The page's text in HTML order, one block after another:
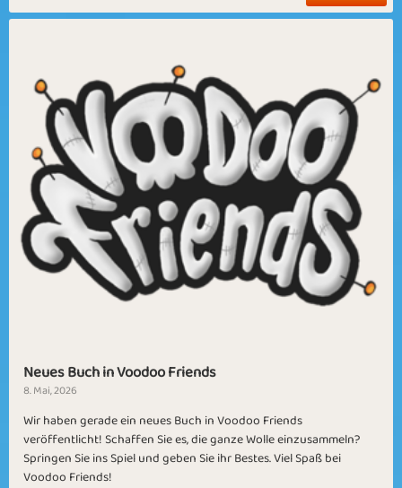
Neues Buch in Voodoo Friends
8. Mai, 2026
Wir haben gerade ein neues Buch in Voodoo Friends
veröffentlicht! Schaffen Sie es, die ganze Wolle einzusammeln?
Springen Sie ins Spiel und geben Sie ihr Bestes. Viel Spaß bei
Voodoo Friends!